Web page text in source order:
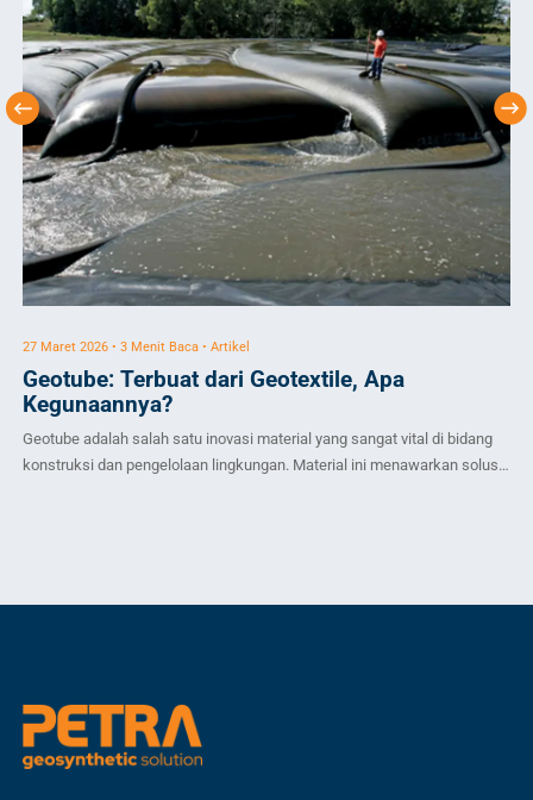
27 Maret 2026 • 3 Menit Baca • Artikel
Geotube: Terbuat dari Geotextile, Apa
Kegunaannya?
Geotube adalah salah satu inovasi material yang sangat vital di bidang
konstruksi dan pengelolaan lingkungan. Material ini menawarkan solusi